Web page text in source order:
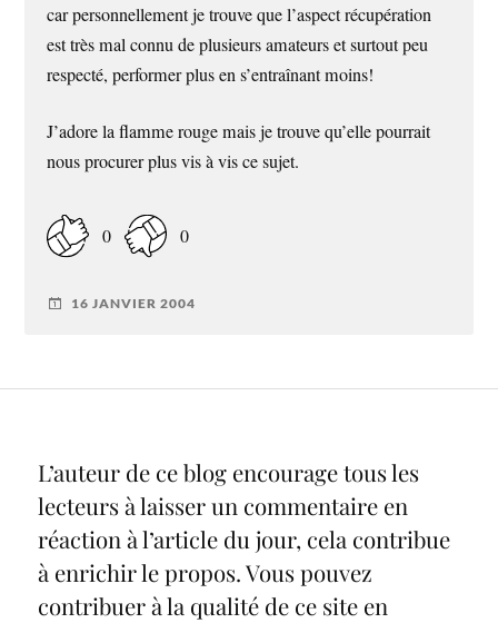
car personnellement je trouve que l’aspect récupération
est très mal connu de plusieurs amateurs et surtout peu
respecté, performer plus en s’entraînant moins!
J’adore la flamme rouge mais je trouve qu’elle pourrait
nous procurer plus vis à vis ce sujet.
0 0
16 JANVIER 2004
L’auteur de ce blog encourage tous les
lecteurs à laisser un commentaire en
réaction à l’article du jour, cela contribue
à enrichir le propos. Vous pouvez
contribuer à la qualité de ce site en